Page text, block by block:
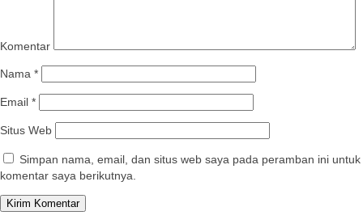
Komentar
Nama *
Email *
Situs Web
Simpan nama, email, dan situs web saya pada peramban ini untuk
komentar saya berikutnya.